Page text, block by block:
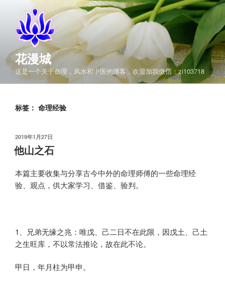
花漫城
这是一个关于命理，风水和中医的博客，欢迎加我微信：zi103718
标签： 命理经验
发
布
于
2019年1月27日
他山之石
本篇主要收集与分享古今中外的命理师傅的一些命理经
验、观点，供大家学习、借鉴、验判。
1、兄弟无缘之兆：唯戊、己二日不在此限，因戊土、己土
之生旺库，不以常法推论，故在此不论。
甲日，年月柱为甲申。